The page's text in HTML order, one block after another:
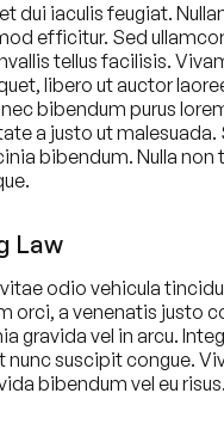
dui iaculis feugiat.
efficitur. Sed
tellus facilisis.
libero ut auctor
bibendum purus
a justo ut
bibendum. Nulla non
Law
odio vehicula
orci, a venenatis justo
gravida vel in arcu.
nunc suscipit congue.
bibendum vel eu risus.